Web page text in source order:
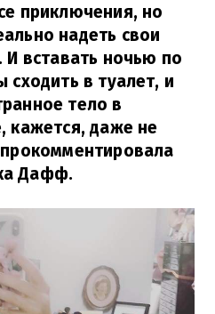
приключения, но
надеть свои
И вставать ночью по
сходить в туалет, и
тело в
кажется, даже не
Дафф.